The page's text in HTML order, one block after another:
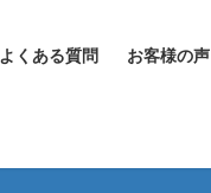
よくある質問 お客様の声